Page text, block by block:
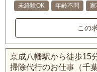
未経験OK
年齢不問
この
京成八幡駅から徒歩15
掃除代行のお仕事（千